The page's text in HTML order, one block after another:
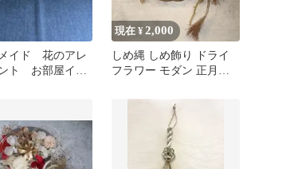
イド 花のアレ
ト お部屋イン
現在 ¥2,000
しめ縄 しめ飾り ドライ
フラワー モダン 正月飾